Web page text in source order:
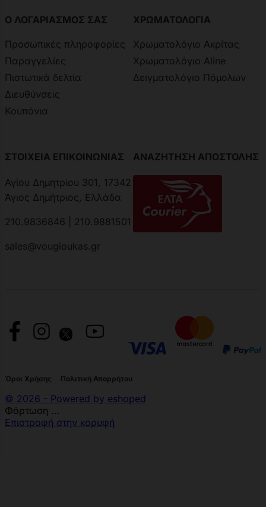
Ο ΛΟΓΑΡΙΑΣΜΟΣ ΣΑΣ
Προσωπικές πληροφορίες
Παραγγελίες
Πιστωτικά δελτία
Διευθύνσεις
Κουπόνια
ΧΡΩΜΑΤΟΛΟΓΙΑ
Χρωματολόγιο Ακρίτας
Χρωματολόγιο Aline
Δειγματολόγιο Πόμολων
ΣΤΟΙΧΕΙΑ ΕΠΙΚΟΙΝΩΝΙΑΣ
Αγίου Δημητρίου 301, 17342
Άγιος Δημήτριος, Ελλάδα
210.9836846 | 210.9881501
sales@vougioukas.gr
ΑΝΑΖΗΤΗΣΗ ΑΠΟΣΤΟΛΗΣ
Όροι Χρήσης Πολιτική Απορρήτου
© 2026 - Powered by eshoped
Φόρτωση ...
Επιστροφή στην κορυφή